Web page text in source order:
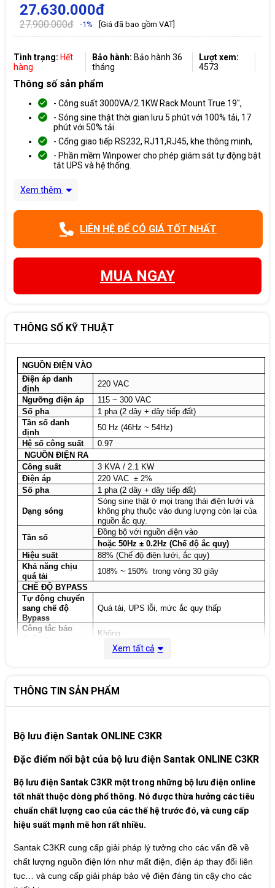
27.630.000đ
27.900.000đ -1% [Giá đã bao gồm VAT]
Tình trạng: Hết
hàng
Bảo hành: Bảo hành 36
tháng
Lượt xem:
4573
Thông số sản phẩm
- Công suất 3000VA/2.1KW Rack Mount True 19",
- Sóng sine thật thời gian lưu 5 phút với 100% tải, 17
phút với 50% tải.
- Cổng giao tiếp RS232, RJ11,RJ45, khe thông minh,
- Phần mềm Winpower cho phép giám sát tự động bật
tắt UPS và hệ thống.
Xem thêm
LIÊN HỆ ĐỂ CÓ GIÁ TỐT NHẤT
MUA NGAY
THÔNG SỐ KỸ THUẬT
NGUỒN ĐIỆN VÀO
Điện áp danh
định
220 VAC
Ngưỡng điện áp
115 ~ 300 VAC
Số pha
1 pha (2 dây + dây tiếp đất)
Tần số danh
định
50 Hz (46Hz ~ 54Hz)
Hệ số công suất
0.97
NGUỒN ĐIỆN RA
Công suất
3 KVA / 2.1 KW
Điện áp
220 VAC ± 2%
Số pha
1 pha (2 dây + dây tiếp đất)
Dạng sóng
Sóng sine thật ở mọi trạng thái điện lưới và
không phụ thuộc vào dung lượng còn lại của
nguồn ắc quy.
Tần số
Đồng bộ với nguồn điện vào
hoặc 50Hz ± 0.2Hz (Chế độ ắc quy)
Hiệu suất
88% (Chế độ điện lưới, ắc quy)
Khả năng chịu
quá tải
108% ~ 150% trong vòng 30 giây
CHẾ ĐỘ BYPASS
Tự động chuyển
sang chế độ
Bypass
Quá tải, UPS lỗi, mức ắc quy thấp
Công tắc bảo
dưỡng
Không
Thời
gian lưu
điện
Tải
17 phút
5 phút
Bảng điều khiển
Nút khởi động / Tắt còi báo / Nút tắt nguồn
trạng thái
Bypass, dung lượng tải, dung lượng ắc quy,
báo trạng thái hư hỏng.
Phần mềm quản
lý
Phần mềm quản trị Winpower đi kèm, cho
phép giám sát, tự động bật / tắt UPS và hệ
thống
Thời gian
chuyển mạch
0 mili giây
Nhiệt độ môi
trường hoạt
động
0 ~ 40
Độ ẩm môi
Xem tất cả
THÔNG TIN SẢN PHẨM
Bộ lưu điện Santak ONLINE C3KR
Đặc điểm nổi bật của bộ lưu điện Santak ONLINE C3KR
Bộ lưu điện Santak C3KR một trong những bộ lưu điện online
tốt nhất thuộc dòng phổ thông. Nó được thừa hưởng các tiêu
chuẩn chất lượng cao của các thế hệ trước đó, và cung cấp
hiệu suất mạnh mẽ hơn rất nhiều.
Santak C3KR cung cấp giải pháp lý tưởng cho các vấn đề về
chất lượng nguồn điện lớn như mất điện, điện áp thay đổi liên
tục… và cung cấp giải pháp bảo vệ điện đáng tin cậy cho các